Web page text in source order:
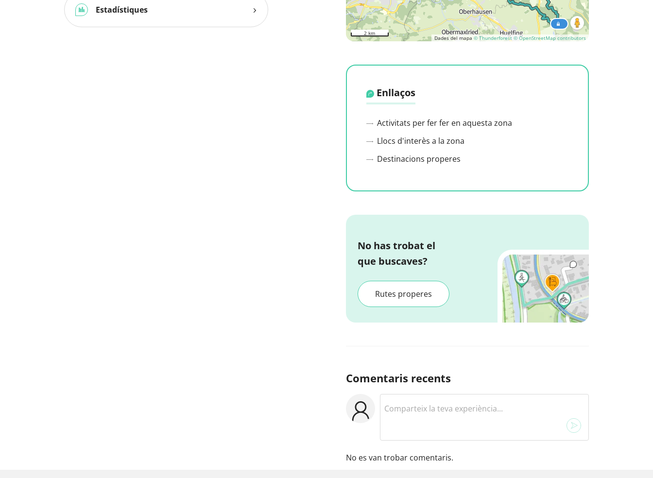
Estadístiques
Dades del mapa © Thunderforest © OpenStreetMap contributors
2 km
Enllaços
Activitats per fer fer en aquesta zona
Llocs d'interès a la zona
Destinacions properes
No has trobat el
que buscaves?
Rutes properes
Comentaris recents
No es van trobar comentaris.